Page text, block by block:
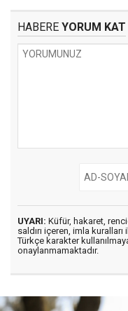
HABERE YORUM KAT
UYARI: Küfür, hakaret,
saldırı içeren, imla kuralları
Türkçe karakter
onaylanmamaktadır.